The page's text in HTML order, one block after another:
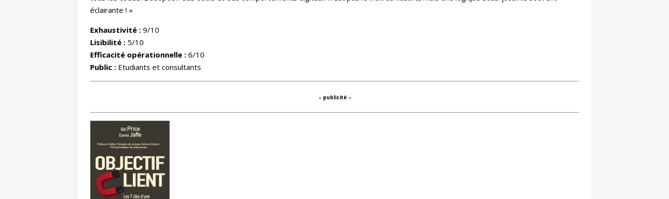
éclairante ! »
Exhaustivité : 9/10
Lisibilité : 5/10
Efficacité opérationnelle : 6/10
Public : Etudiants et consultants
– publicité –